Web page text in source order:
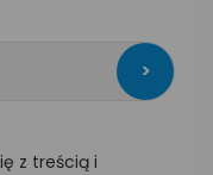
>
z treścią i